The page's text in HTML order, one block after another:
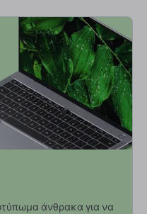
άνθρακα για να